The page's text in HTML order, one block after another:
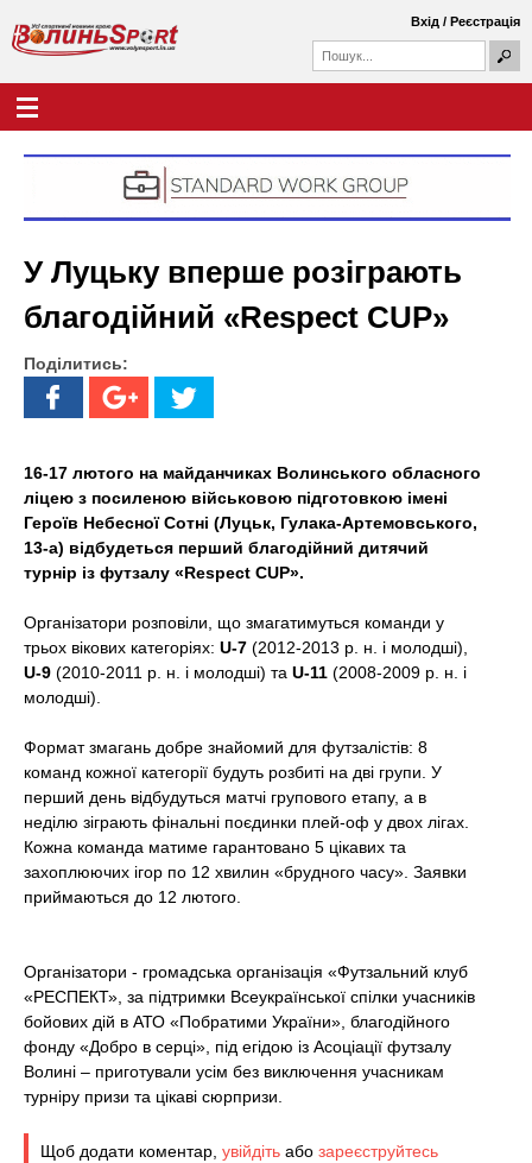
вмісту
В
о
н
ь
S
p
o
о
у
к
о
в
а
о
м
о
ш
Вхід / Реєстрація
У Луцьку вперше розіграють
благодійний «Respect CUP»
Поділитись:
16-17 лютого на майданчиках Волинського обласного
ліцею з посиленою військовою підготовкою імені
Героїв Небесної Сотні (Луцьк, Гулака-Артемовського,
13-а) відбудеться перший благодійний дитячий
турнір із футзалу «Respect CUP».
Організатори розповіли, що змагатимуться команди у
трьох вікових категоріях: U-7 (2012-2013 р. н. і молодші),
U-9 (2010-2011 р. н. і молодші) та U-11 (2008-2009 р. н. і
молодші).
Формат змагань добре знайомий для футзалістів: 8
команд кожної категорії будуть розбиті на дві групи. У
перший день відбудуться матчі групового етапу, а в
неділю зіграють фінальні поєдинки плей-оф у двох лігах.
Кожна команда матиме гарантовано 5 цікавих та
захоплюючих ігор по 12 хвилин «брудного часу». Заявки
приймаються до 12 лютого.
Організатори - громадська організація «Футзальний клуб
«РЕСПЕКТ», за підтримки Всеукраїнської спілки учасників
бойових дій в АТО «Побратими України», благодійного
фонду «Добро в серці», під егідою із Асоціації футзалу
Волині – приготували усім без виключення учасникам
турніру призи та цікаві сюрпризи.
Щоб додати коментар, увійдіть або зареєструйтесь